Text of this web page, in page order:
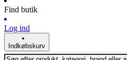
Find butik
Log ind
Indkøbskurv